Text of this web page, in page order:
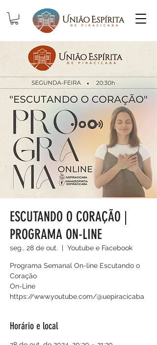
ESCUTANDO O CORAÇÃO |
PROGRAMA ON-LINE
seg., 28 de out.
  |
Youtube e Facebook
Programa Semanal On-line Escutando o
Coração
On-Line
https://www.youtube.com/@uepiracicaba
Horário e local